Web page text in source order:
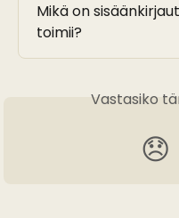
Mikä on
toimii?
Vastasiko
😞